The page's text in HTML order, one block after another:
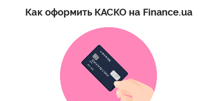
Как оформить КАСКО на Finance.ua